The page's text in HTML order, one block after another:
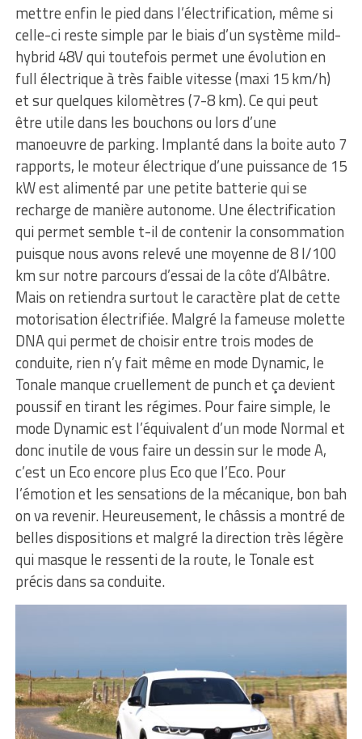
mettre enfin le pied dans l’électrification, même si
celle-ci reste simple par le biais d’un système mild-
hybrid 48V qui toutefois permet une évolution en
full électrique à très faible vitesse (maxi 15 km/h)
et sur quelques kilomètres (7-8 km). Ce qui peut
être utile dans les bouchons ou lors d’une
manoeuvre de parking. Implanté dans la boite auto 7
rapports, le moteur électrique d’une puissance de 15
kW est alimenté par une petite batterie qui se
recharge de manière autonome. Une électrification
qui permet semble t-il de contenir la consommation
puisque nous avons relevé une moyenne de 8 l/100
km sur notre parcours d’essai de la côte d’Albâtre.
Mais on retiendra surtout le caractère plat de cette
motorisation électrifiée. Malgré la fameuse molette
DNA qui permet de choisir entre trois modes de
conduite, rien n’y fait même en mode Dynamic, le
Tonale manque cruellement de punch et ça devient
poussif en tirant les régimes. Pour faire simple, le
mode Dynamic est l’équivalent d’un mode Normal et
donc inutile de vous faire un dessin sur le mode A,
c’est un Eco encore plus Eco que l’Eco. Pour
l’émotion et les sensations de la mécanique, bon bah
on va revenir. Heureusement, le châssis a montré de
belles dispositions et malgré la direction très légère
qui masque le ressenti de la route, le Tonale est
précis dans sa conduite.